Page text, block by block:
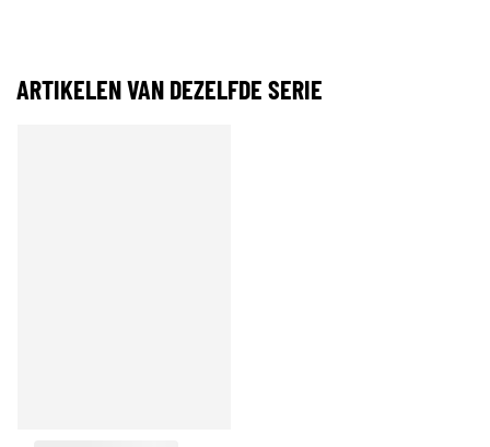
ARTIKELEN VAN DEZELFDE SERIE